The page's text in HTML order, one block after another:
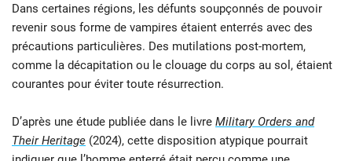
Dans certaines régions, les défunts soupçonnés de pouvoir
revenir sous forme de vampires étaient enterrés avec des
précautions particulières. Des mutilations post-mortem,
comme la décapitation ou le clouage du corps au sol, étaient
courantes pour éviter toute résurrection.
D’après une étude publiée dans le livre Military Orders and
Their Heritage (2024), cette disposition atypique pourrait